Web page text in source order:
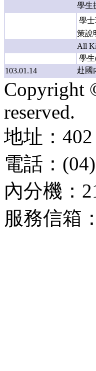
學生
學
策說
All
學生
103.01.14
赴國
Copyright
reserved.
地址：
電話：
內分機：
服務信箱：